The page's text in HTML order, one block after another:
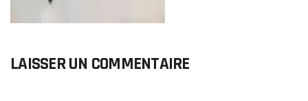
LAISSER UN COMMENTAIRE